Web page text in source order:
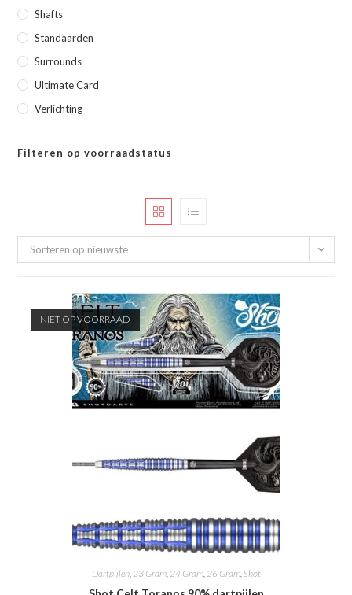
Shafts
Standaarden
Surrounds
Ultimate Card
Verlichting
Filteren op voorraadstatus
Sorteren op nieuwste
NIET OP VOORRAAD
Dartpijlen,23 Gram,24 Gram,26 Gram, Shot